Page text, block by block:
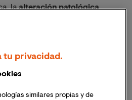
laalteración patológica
de Parkinson es la pérdida
ubicadas en la parte ventral
la sustancia negra, una
es la producción de la
tono muscular.
tu privacidad.
similares propias y de